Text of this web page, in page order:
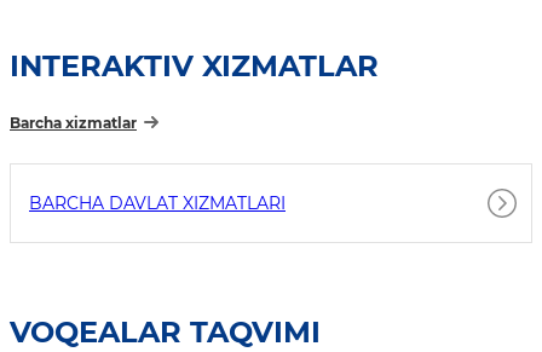
INTERAKTIV XIZMATLAR
Barcha xizmatlar
BARCHA DAVLAT XIZMATLARI
VOQEALAR TAQVIMI